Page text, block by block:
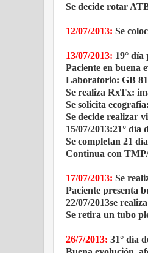
Se decide rotar
12/07/2013: Se
13/07/2013: 19°
Paciente en buena
Laboratorio: GB
Se realiza RxTx:
Se solicita
Se decide realizar
15/07/2013:21°
Se completan 21
Continua con
17/07/2013: Se
Paciente presenta
22/07/2013se
Se retira un tubo
26/7/2013: 31° día